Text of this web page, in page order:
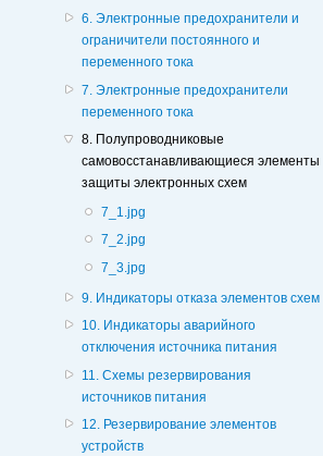
6. Электронные предохранители и
ограничители постоянного и
переменного тока
7. Электронные предохранители
переменного тока
8. Полупроводниковые
самовосстанавливающиеся элементы
защиты электронных схем
7_1.jpg
7_2.jpg
7_3.jpg
9. Индикаторы отказа элементов схем
10. Индикаторы аварийного
отключения источника питания
11. Схемы резервирования
источников питания
12. Резервирование элементов
устройств